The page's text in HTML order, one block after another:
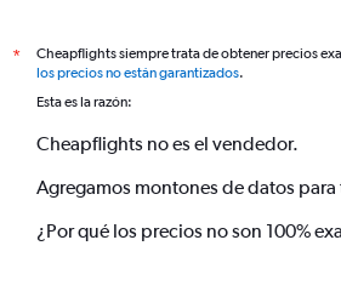
*
Cheapflights siempre trata de obtener precios
los precios no están garantizados.
Esta es la razón:
Cheapflights no es el vendedor.
Agregamos montones de datos para
¿Por qué los precios no son 100%